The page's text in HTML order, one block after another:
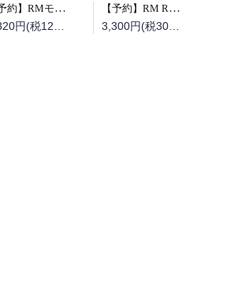
【予約】RMモデルズ 2026年10月号（08/19頃発送予定）
【予約】RM Re-Library 47 大榮車輌ものがたり（08/19頃発送予定）